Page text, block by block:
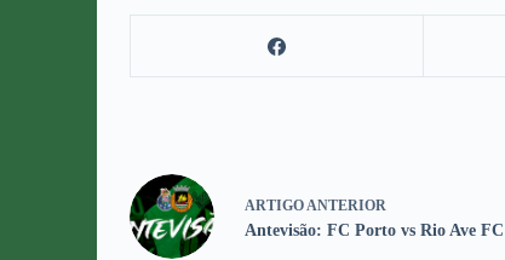
ARTIGO ANTERIOR
Antevisão: FC Porto vs Rio Ave FC